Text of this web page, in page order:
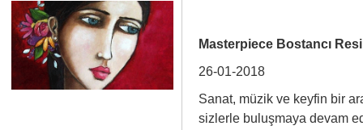
Masterpiece Bostancı
26-01-2018
Sanat, müzik ve keyfin bir
sizlerle buluşmaya devam